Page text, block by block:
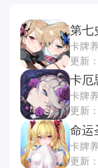
第七
卡牌
更新
卡厄
卡牌
更新
命运
卡牌
更新